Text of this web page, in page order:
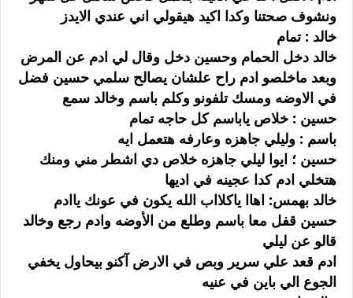
ونشوف صحتنا وكدا اكيد هيقولي اني عندي الايدز
خالد : تمام
خالد دخل الحمام وحسين دخل وقال لي ادم عن المرض
وبعد ماخلصو ادم راح علشان يصالح سلمي حسين فضل
في الاوضه ومسك تلفونو وكلم باسم وخالد سمع
حسين : خلاص ياباسم كل حاجه تمام
باسم : وليلي جاهزه وعارفه هتعمل ايه
حسين ؛ ايوا ليلي جاهزه خلاص دي اشطر مني ومنك
هتخلي ادم كدا عجينه في اديها
خالد بهمس: اهاا ياكلااب الله يكون في عونك ياادم
حسين قفل معا باسم وطلع من الأوضه وادم رجع وخالد
قالو عن ليلي
ادم قعد علي سرير وبص في الارض آكنو بيحاول يخفي
الجوع الي باين في عنيه